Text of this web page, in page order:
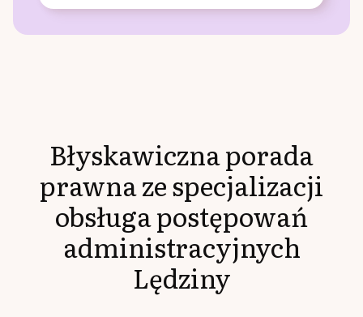
Błyskawiczna porada
prawna ze specjalizacji
obsługa postępowań
administracyjnych
Lędziny